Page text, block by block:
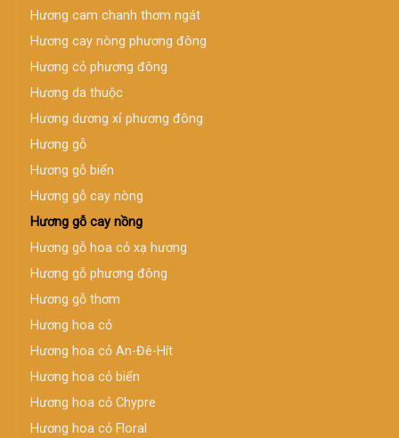
Hương cam chanh thơm ngát
Hương cay nòng phương đông
Hương cỏ phương đông
Hương da thuộc
Hương dương xỉ phương đông
Hương gỗ
Hương gỗ biển
Hương gỗ cay nòng
Hương gỗ cay nồng
Hương gỗ hoa cỏ xạ hương
Hương gỗ phương đông
Hương gỗ thơm
Hương hoa cỏ
Hương hoa cỏ An-Đê-Hít
Hương hoa cỏ biển
Hương hoa cỏ Chypre
Hương hoa cỏ Floral